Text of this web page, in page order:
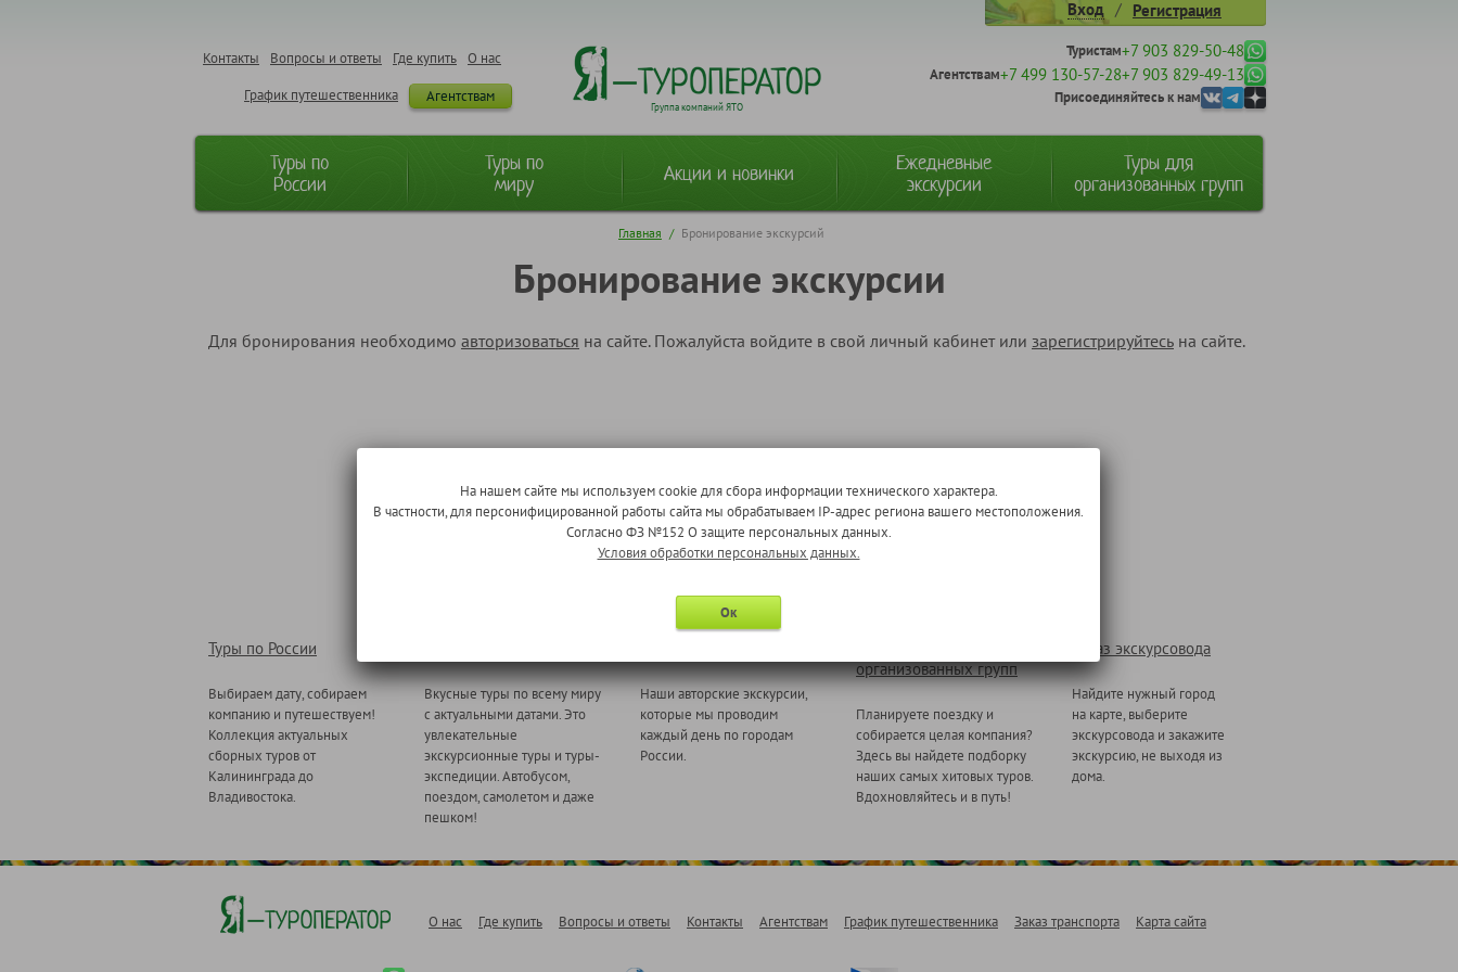
Вход / Регистрация
О нас
Где купить
Вопросы и ответы
Контакты
Агентствам
График путешественника
Группа компаний ЯТО
Туристам+7 903 829-50-48
Агентствам+7 499 130-57-28+7 903 829-49-13
Присоединяйтесь к нам
Туры по
России
Туры по
миру
Акции и новинки
Ежедневные
экскурсии
Туры для
организованных групп
Главная / Бронирование экскурсий
Бронирование экскурсии
Для бронирования необходимо авторизоваться на сайте. Пожалуйста войдите в свой личный кабинет или зарегистрируйтесь на сайте.
Туры по России
Выбираем дату, собираем
компанию и путешествуем!
Коллекция актуальных
сборных туров от
Калининграда до
Владивостока.
Вкусные туры по всему миру
с актуальными датами. Это
увлекательные
экскурсионные туры и туры-
экспедиции. Автобусом,
поездом, самолетом и даже
пешком!
Наши авторские экскурсии,
которые мы проводим
каждый день по городам
России.
организованных групп
Планируете поездку и
собирается целая компания?
Здесь вы найдете подборку
наших самых хитовых туров.
Вдохновляйтесь и в путь!
Заказ экскурсовода
Найдите нужный город
на карте, выберите
экскурсовода и закажите
экскурсию, не выходя из
дома.
О нас Где купить Вопросы и ответы Контакты Агентствам График путешественника Заказ транспорта Карта сайта
На нашем сайте мы используем cookie для сбора информации технического характера.
В частности, для персонифицированной работы сайта мы обрабатываем IP-адрес региона вашего местоположения.
Согласно ФЗ №152 О защите персональных данных.
Условия обработки персональных данных.
Ок